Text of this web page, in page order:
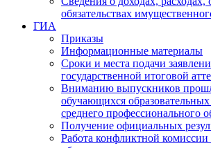
обязательствах
ГИА
Приказы
Информационные материалы
Сроки и места подачи
государственной итоговой
Вниманию выпускников
обучающихся
среднего профессионального
Получение официальных
Работа конфликтной комиссии